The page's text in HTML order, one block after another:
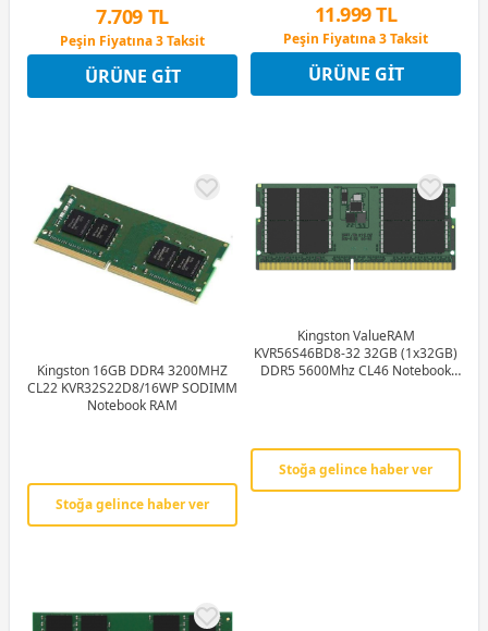
7.709 TL
Peşin Fiyatına 3 Taksit
12 Ay x 907 TL taksitle
Peşin Fiyatına 3 Taksit
ÜRÜNE GIT
11.999 TL
Peşin Fiyatına 3 Taksit
12 Ay x 1.412 TL taksitle
Peşin Fiyatına 3 Taksit
ÜRÜNE GIT
Kingston 16GB DDR4 3200MHZ
CL22 KVR32S22D8/16WP SODIMM
Notebook RAM
Stoğa gelince haber ver
Kingston ValueRAM
KVR56S46BD8-32 32GB (1x32GB)
DDR5 5600Mhz CL46 Notebook
Stoğa gelince haber ver